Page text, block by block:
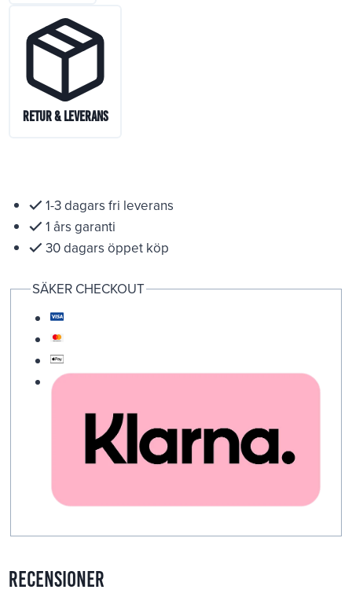
Retur & Leverans
1-3 dagars fri leverans
1 års garanti
30 dagars öppet köp
SÄKER CHECKOUT
Recensioner